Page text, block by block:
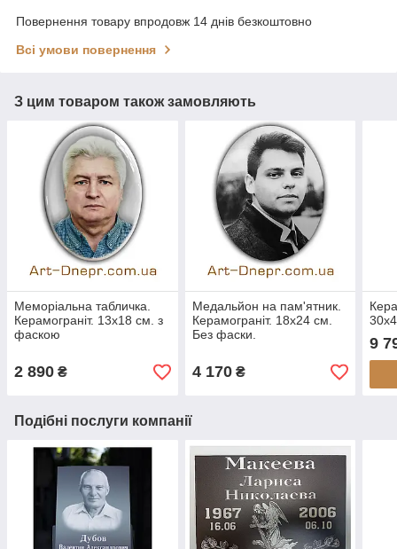
Повернення товару впродовж 14 днів безкоштовно
Всі умови повернення
З цим товаром також замовляють
Меморіальна табличка.
Керамограніт. 13х18 см. з
фаскою
2 890 ₴
Медальйон на пам'ятник.
Керамограніт. 18х24 см.
Без фаски.
4 170₴
9
Подібні послуги компанії